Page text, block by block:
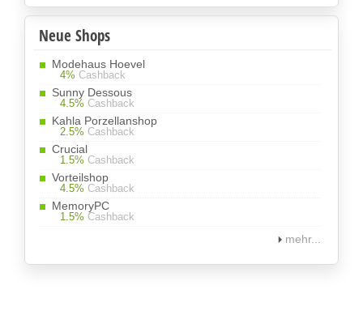
Neue Shops
Modehaus Hoevel
4% Cashback
Sunny Dessous
4.5% Cashback
Kahla Porzellanshop
2.5% Cashback
Crucial
1.5% Cashback
Vorteilshop
4.5% Cashback
MemoryPC
1.5% Cashback
mehr...